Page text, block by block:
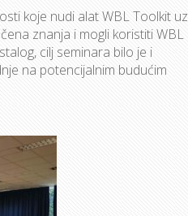
koje nudi alat WBL Toolkit uz
znanja i mogli koristiti WBL
cilj seminara bilo je i
na potencijalnim budućim